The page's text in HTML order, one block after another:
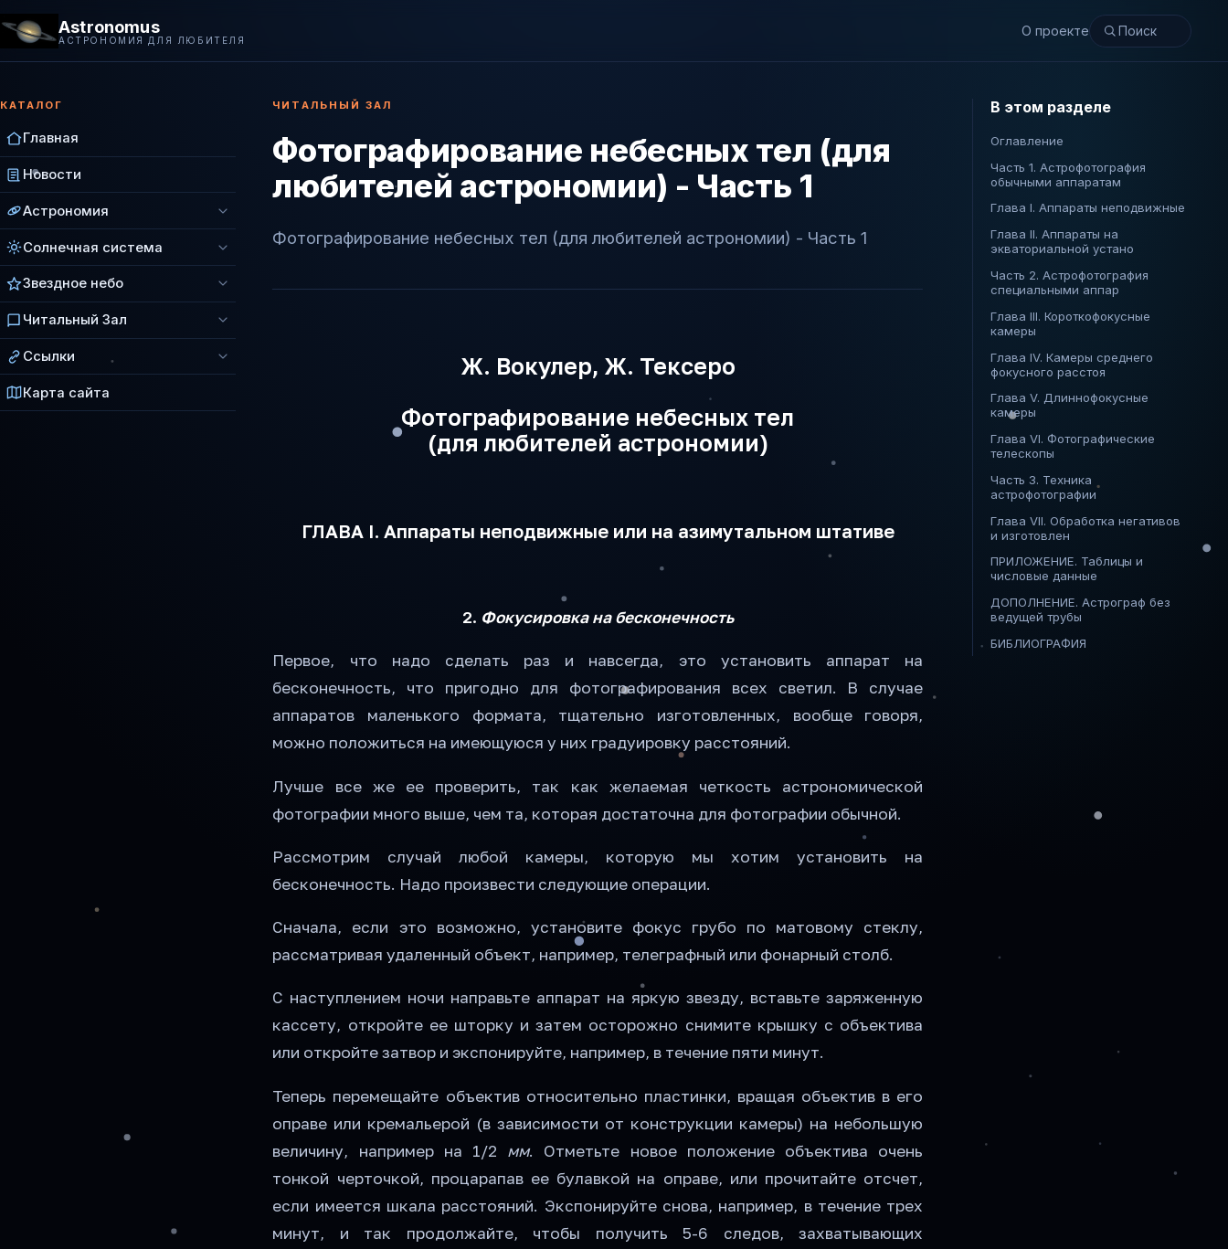
Astronomus
АСТРОНОМИЯ ДЛЯ ЛЮБИТЕЛЯ
О проекте
КАТАЛОГ
Главная
Новости
Астрономия
Солнечная система
Звездное небо
Читальный Зал
Ссылки
Карта сайта
ЧИТАЛЬНЫЙ ЗАЛ
Фотографирование небесных тел (для
любителей астрономии) - Часть 1
Фотографирование небесных тел (для любителей астрономии) - Часть 1
Ж. Вокулер, Ж. Тексеро
Фотографирование небесных тел
(для любителей астрономии)
ГЛАВА I. Аппараты неподвижные или на азимутальном штативе
2. Фокусировка на бесконечность
Первое, что надо сделать раз и навсегда, это установить аппарат на
бесконечность, что пригодно для фотографирования всех светил. В случае
аппаратов маленького формата, тщательно изготовленных, вообще говоря,
можно положиться на имеющуюся у них градуировку расстояний.
Лучше все же ее проверить, так как желаемая четкость астрономической
фотографии много выше, чем та, которая достаточна для фотографии обычной.
Рассмотрим случай любой камеры, которую мы хотим установить на
бесконечность. Надо произвести следующие операции.
Сначала, если это возможно, установите фокус грубо по матовому стеклу,
рассматривая удаленный объект, например, телеграфный или фонарный столб.
С наступлением ночи направьте аппарат на яркую звезду, вставьте заряженную
кассету, откройте ее шторку и затем осторожно снимите крышку с объектива
или откройте затвор и экспонируйте, например, в течение пяти минут.
Теперь перемещайте объектив относительно пластинки, вращая объектив в его
оправе или кремальерой (в зависимости от конструкции камеры) на небольшую
величину, например на 1/2 мм. Отметьте новое положение объектива очень
тонкой черточкой, процарапав ее булавкой на оправе, или прочитайте отсчет,
если имеется шкала расстояний. Экспонируйте снова, например, в течение трех
минут, и так продолжайте, чтобы получить 5-6 следов, захватывающих
В этом разделе
Оглавление
Часть 1. Астрофотография
обычными аппаратам
Глава I. Аппараты неподвижные
Глава II. Аппараты на
экваториальной устано
Часть 2. Астрофотография
специальными аппар
Глава III. Короткофокусные
камеры
Глава IV. Камеры среднего
фокусного расстоя
Глава V. Длиннофокусные
камеры
Глава VI. Фотографические
телескопы
Часть 3. Техника
астрофотографии
Глава VII. Обработка негативов
и изготовлен
ПРИЛОЖЕНИЕ. Таблицы и
числовые данные
ДОПОЛНЕНИЕ. Астрограф без
ведущей трубы
БИБЛИОГРАФИЯ